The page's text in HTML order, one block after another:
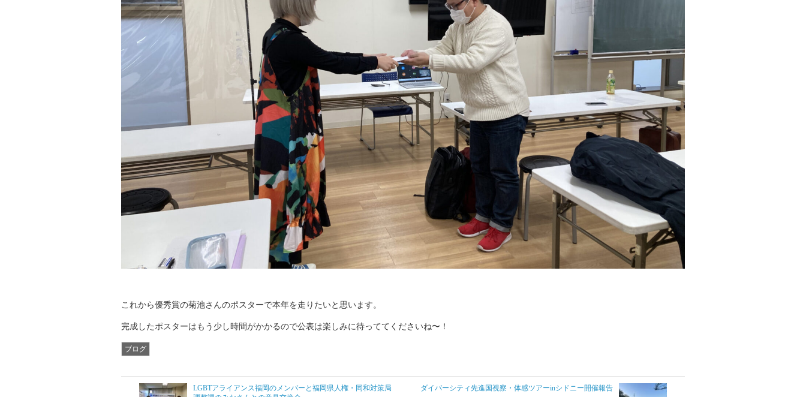
これから優秀賞の菊池さんのポスターで本年を走りたいと思います。
完成したポスターはもう少し時間がかかるので公表は楽しみに待っててくださいね〜！
ブログ
LGBTアライアンス福岡のメンバーと福岡県人権・同和対策局
ダイバーシティ先進国視察・体感ツアーinシドニー開催報告